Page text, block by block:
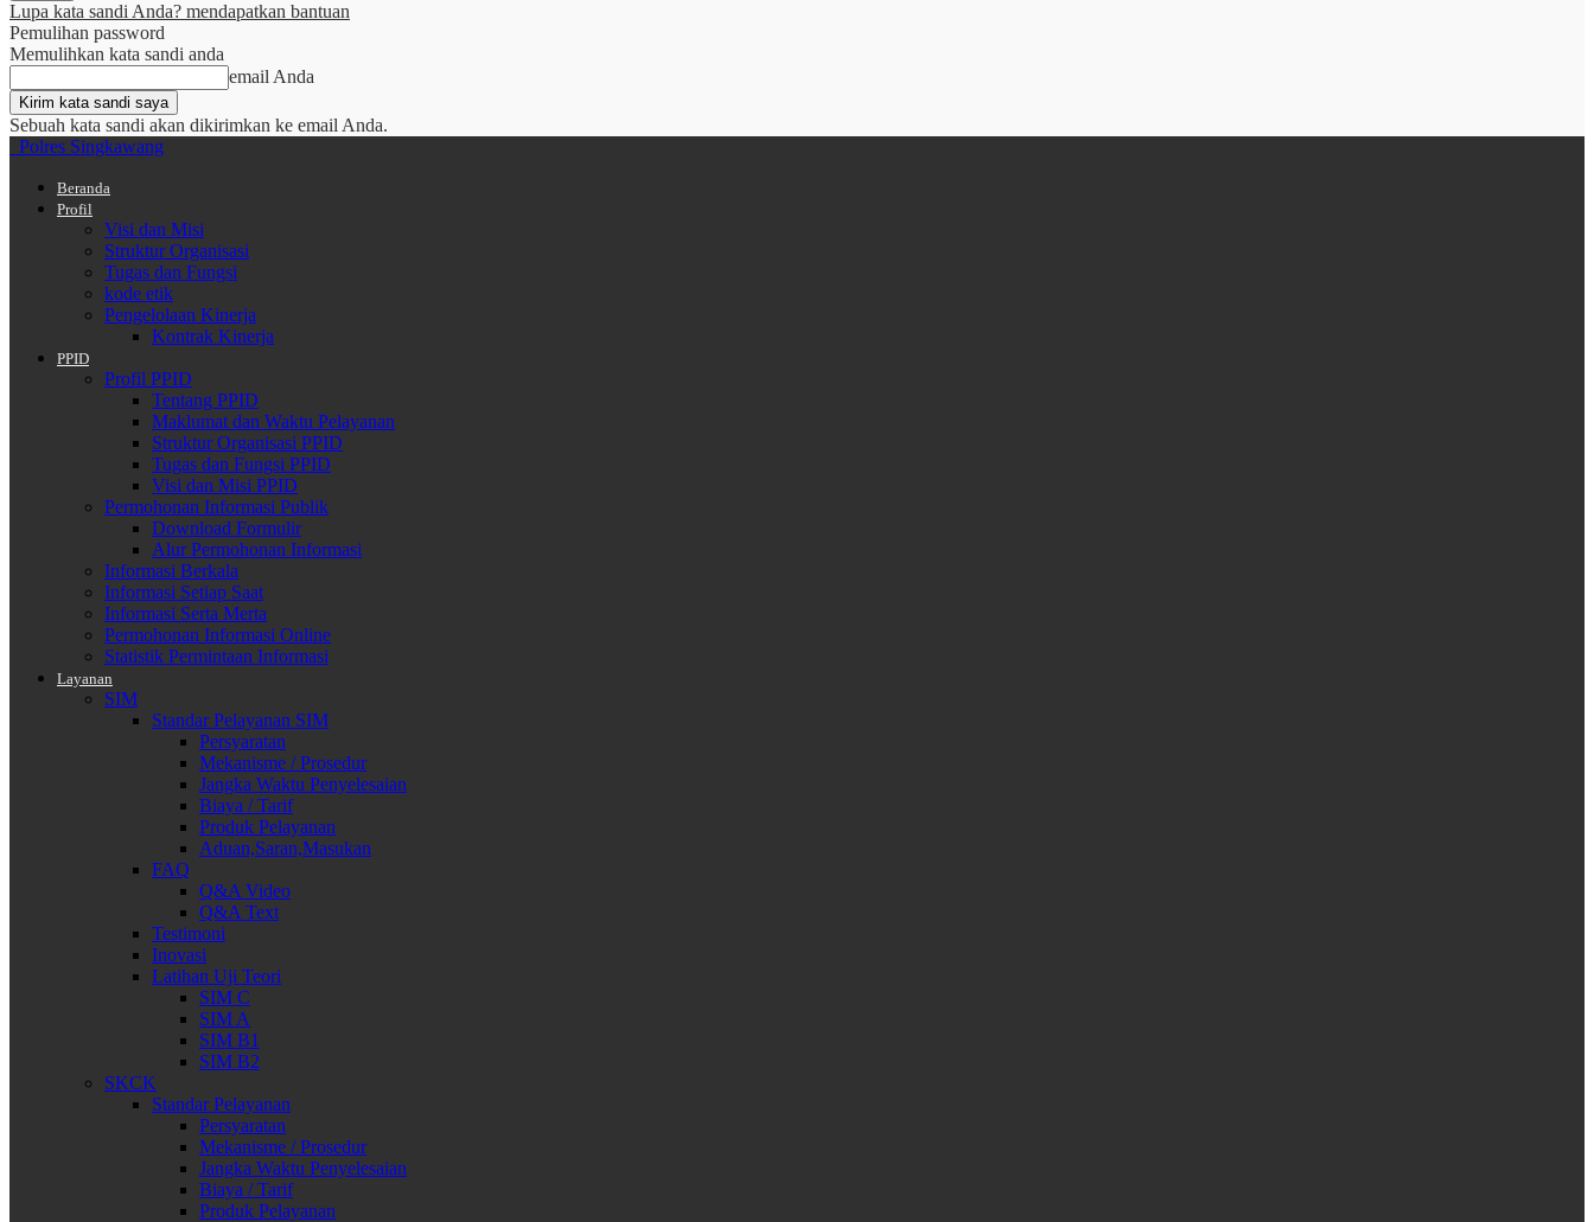
Lupa kata sandi Anda? mendapatkan bantuan
Pemulihan password
Memulihkan kata sandi anda
email Anda
Sebuah kata sandi akan dikirimkan ke email Anda.
Polres Singkawang
Beranda
Profil
Visi dan Misi
Struktur Organisasi
Tugas dan Fungsi
kode etik
Pengelolaan Kinerja
Kontrak Kinerja
PPID
Profil PPID
Tentang PPID
Maklumat dan Waktu Pelayanan
Struktur Organisasi PPID
Tugas dan Fungsi PPID
Visi dan Misi PPID
Permohonan Informasi Publik
Download Formulir
Alur Permohonan Informasi
Informasi Berkala
Informasi Setiap Saat
Informasi Serta Merta
Permohonan Informasi Online
Statistik Permintaan Informasi
Layanan
SIM
Standar Pelayanan SIM
Persyaratan
Mekanisme / Prosedur
Jangka Waktu Penyelesaian
Biaya / Tarif
Produk Pelayanan
Aduan,Saran,Masukan
FAQ
Q&A Video
Q&A Text
Testimoni
Inovasi
Latihan Uji Teori
SIM C
SIM A
SIM B1
SIM B2
SKCK
Standar Pelayanan
Persyaratan
Mekanisme / Prosedur
Jangka Waktu Penyelesaian
Biaya / Tarif
Produk Pelayanan